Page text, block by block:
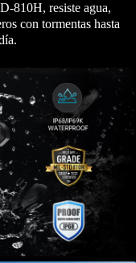
810H, resiste agua,
con tormentas hasta